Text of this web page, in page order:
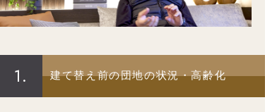
1. 建て替え前の団地の状況・高齢化